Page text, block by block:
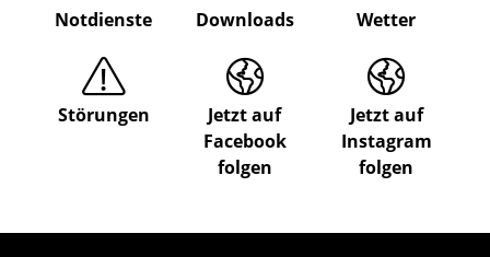
Notdienste Downloads Wetter
Störungen
Jetzt auf
Facebook
folgen
Jetzt auf
Instagram
folgen